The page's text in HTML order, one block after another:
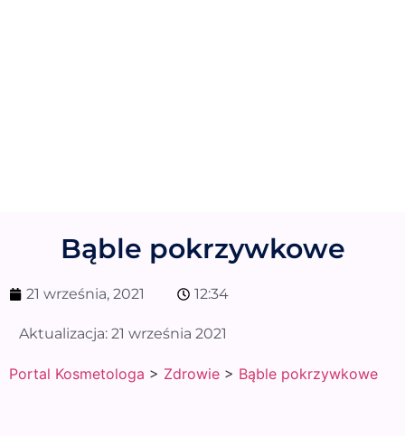
Bąble pokrzywkowe
21 września, 2021 12:34
Aktualizacja: 21 września 2021
Portal Kosmetologa > Zdrowie > Bąble pokrzywkowe